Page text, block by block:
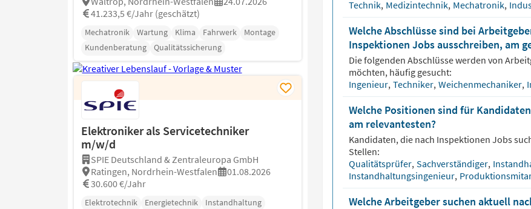
41.233,5 €/Jahr (geschätzt)
Mechatronik Wartung Klima Fahrwerk
Montage
Kundenberatung
Qualitätssicherung
Elektroniker als Servicetechniker
m/w/d
SPIE Deutschland & Zentraleuropa GmbH
Ratingen, Nordrhein-Westfalen
01.08.2026
30.600 €/Jahr
Elektrotechnik Energietechnik
Instandhaltung
Technik, Medizintechnik, Mechatronik,
Welche Abschlüsse sind bei
Inspektionen Jobs ausschreiben, am
Die folgenden Abschlüsse werden von
möchten, häufig gesucht:
Ingenieur, Techniker, Weichenmechaniker,
Welche Positionen sind für
am relevantesten?
Kandidaten, die nach Inspektionen Jobs
Stellen:
Qualitätsprüfer, Sachverständiger,
Instandhaltungsingenieur,
Welche Arbeitgeber suchen aktuell